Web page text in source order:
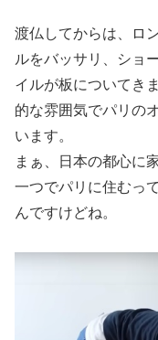
渡仏してからは、ロ
ルをバッサリ、ショ
イルが板についてき
的な雰囲気でパリの
います。
まぁ、日本の都心に
一つでパリに住むっ
んですけどね。